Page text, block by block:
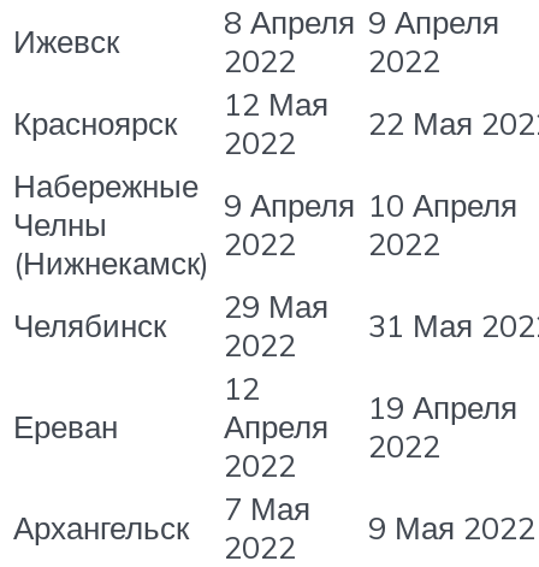
Ижевск
8 Апреля
2022
9 Апреля
2022
Красноярск
12 Мая
2022
22 Мая
Набережные
Челны
(Нижнекамск)
9 Апреля
2022
10 Апреля
2022
Челябинск
29 Мая
2022
31 Мая
Ереван
12
Апреля
2022
19 Апреля
2022
Архангельск
7 Мая
2022
9 Мая 2022